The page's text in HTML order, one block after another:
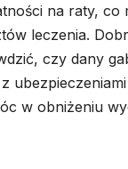
na raty, co
leczenia.
czy dany
w obniżeniu